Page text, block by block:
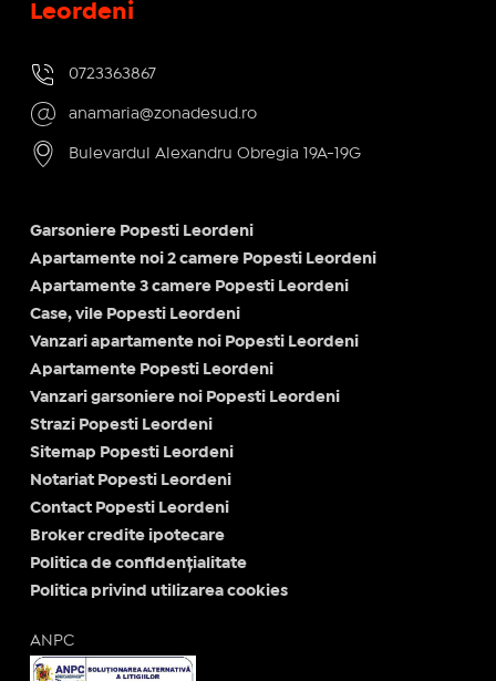
Leordeni
0723363867
anamaria@zonadesud.ro
Bulevardul Alexandru Obregia 19A-19G
Garsoniere Popesti Leordeni
Apartamente noi 2 camere Popesti Leordeni
Apartamente 3 camere Popesti Leordeni
Case, vile Popesti Leordeni
Vanzari apartamente noi Popesti Leordeni
Apartamente Popesti Leordeni
Vanzari garsoniere noi Popesti Leordeni
Strazi Popesti Leordeni
Sitemap Popesti Leordeni
Notariat Popesti Leordeni
Contact Popesti Leordeni
Broker credite ipotecare
Politica de confidențialitate
Politica privind utilizarea cookies
ANPC